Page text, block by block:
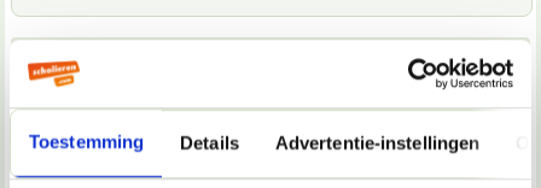
Toestemming Details Advertentie-instellingen
Anoniem00129
Hoi,
Ik had een e-mail account alleen die ben ik nu kwijt, en ik